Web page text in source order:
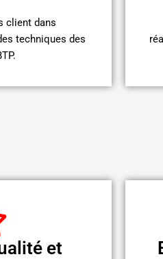
client dans
techniques des
et